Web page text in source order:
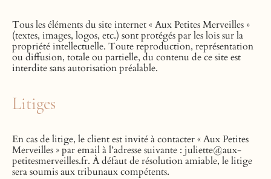
Tous les éléments du site internet « Aux Petites Merveilles »
(textes, images, logos, etc.) sont protégés par les lois sur la
propriété intellectuelle. Toute reproduction, représentation
ou diffusion, totale ou partielle, du contenu de ce site est
interdite sans autorisation préalable.
Litiges
En cas de litige, le client est invité à contacter « Aux Petites
Merveilles » paremailà l’adresse suivante : juliette@aux-
petitesmerveilles.fr. À défaut de résolution amiable, le litige
sera soumis aux tribunaux compétents.